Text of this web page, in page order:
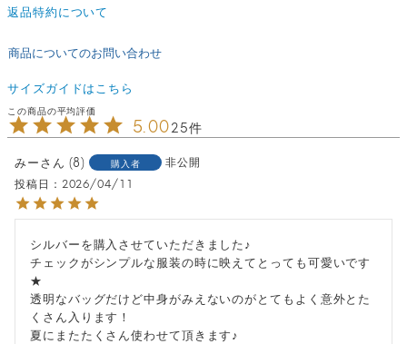
返品特約について
商品についてのお問い合わせ
サイズガイドはこちら
5.0025
みー 8 購入者
非公開
投稿日
2026/04/11
シルバーを購入させていただきました♪
チェックがシンプルな服装の時に映えてとっても可愛いです
★
透明なバッグだけど中身がみえないのがとてもよく意外とた
くさん入ります！
夏にまたたくさん使わせて頂きます♪